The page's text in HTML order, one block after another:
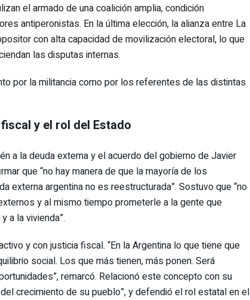
el armado de una coalición amplia, condición
antiperonistas. En la última elección, la alianza entre La
con alta capacidad de movilización electoral, lo que
las disputas internas.
por la militancia como por los referentes de las distintas
y el rol del Estado
a la deuda externa y el acuerdo del gobierno de Javier
que “no hay manera de que la mayoría de los
externa argentina no es reestructurada”. Sostuvo que “no
y al mismo tiempo prometerle a la gente que
a la vivienda”.
y con justicia fiscal. “En la Argentina lo que tiene que
social. Los que más tienen, más ponen. Será
remarcó. Relacionó este concepto con su
crecimiento de su pueblo”, y defendió el rol estatal en el